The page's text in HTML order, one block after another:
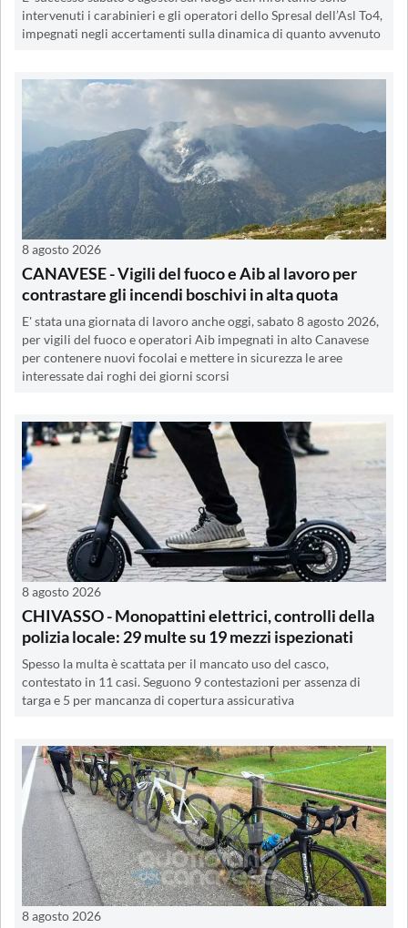
intervenuti i carabinieri e gli operatori dello Spresal dell’Asl To4,
impegnati negli accertamenti sulla dinamica di quanto avvenuto
8 agosto 2026
CANAVESE - Vigili del fuoco e Aib al lavoro per
contrastare gli incendi boschivi in alta quota
E' stata una giornata di lavoro anche oggi, sabato 8 agosto 2026,
per vigili del fuoco e operatori Aib impegnati in alto Canavese
per contenere nuovi focolai e mettere in sicurezza le aree
interessate dai roghi dei giorni scorsi
8 agosto 2026
CHIVASSO - Monopattini elettrici, controlli della
polizia locale: 29 multe su 19 mezzi ispezionati
Spesso la multa è scattata per il mancato uso del casco,
contestato in 11 casi. Seguono 9 contestazioni per assenza di
targa e 5 per mancanza di copertura assicurativa
8 agosto 2026